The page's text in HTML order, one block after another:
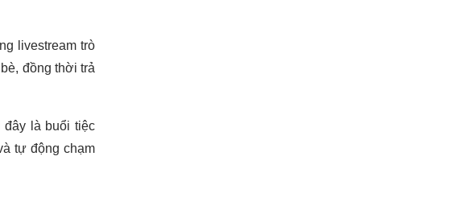
livestream trò
đồng thời trả
đây là buổi tiệc
tự động chạm